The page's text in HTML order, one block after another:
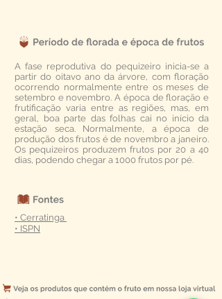
A fase reprodutiva do pequizeiro inicia-se a
partir do oitavo ano da árvore, com floração
ocorrendo normalmente entre os meses de
setembro e novembro. A época de floração e
frutificação varia entre as regiões, mas, em
geral, boa parte das folhas cai no início da
estação seca. Normalmente, a época de
produção dos frutos é de novembro a janeiro.
Os pequizeiros produzem frutos por 20 a 40
dias, podendo chegar a 1000 frutos por pé.
• Cerratinga
• ISPN